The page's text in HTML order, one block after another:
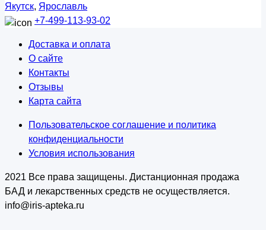
Якутск, Ярославль
+7-499-113-93-02
Доставка и оплата
О сайте
Контакты
Отзывы
Карта сайта
Пользовательское соглашение и политика
конфиденциальности
Условия использования
2021 Все права защищены. Дистанционная продажа
БАД и лекарственных средств не осуществляется.
info@iris-apteka.ru